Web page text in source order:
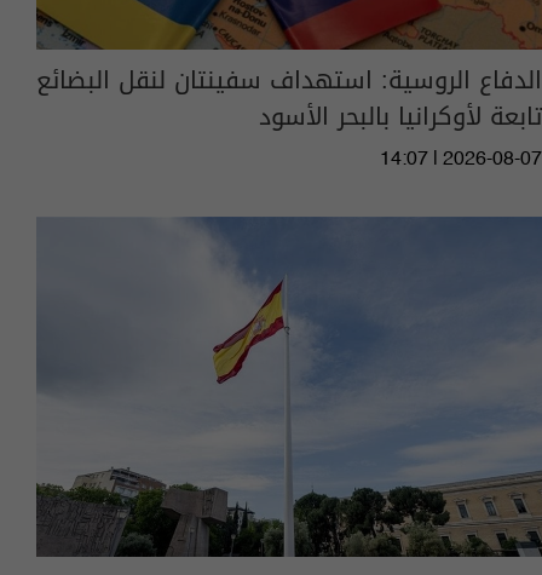
الدفاع الروسية: استهداف سفينتان لنقل البضائع
تابعة لأوكرانيا بالبحر الأسود
14:07 | 2026-08-07